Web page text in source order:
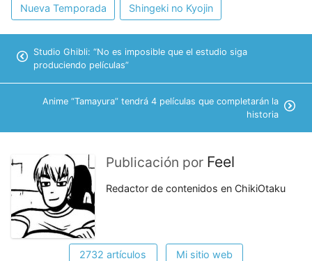
Nueva Temporada Shingeki no Kyojin
Studio Ghibli: “No es imposible que el estudio siga
produciendo películas”
Anime “Tamayura” tendrá 4 películas que completarán la
historia
Publicación por Feel
Redactor de contenidos en ChikiOtaku
2732 artículos Mi sitio web